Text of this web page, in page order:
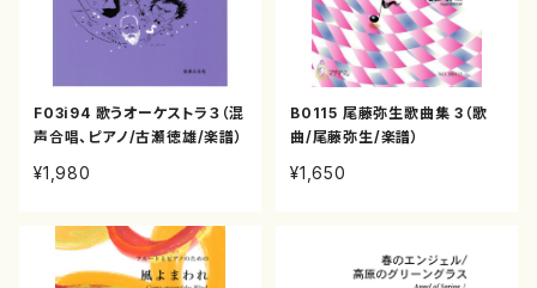
F03i94 歌うオーケストラ３（混
声合唱、ピアノ/古瀬徳雄/楽譜）
¥1,980
B0115 尾藤弥生歌曲集 3（歌
曲/尾藤弥生/楽譜）
¥1,650